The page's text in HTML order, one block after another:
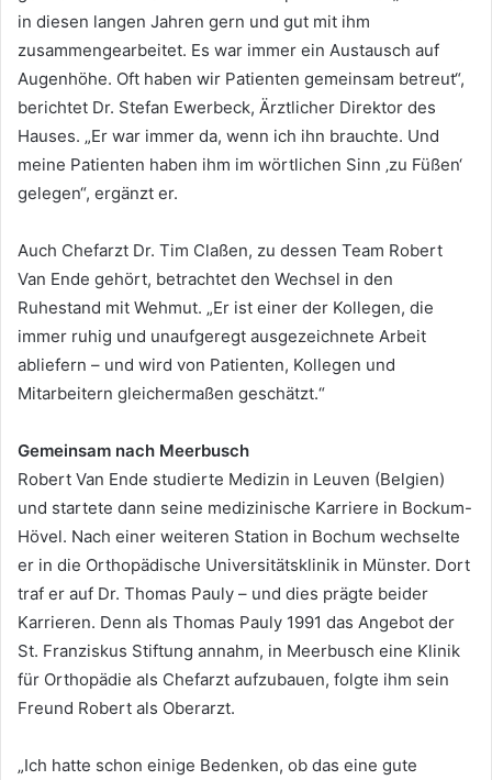
in diesen langen Jahren gern und gut mit ihm
zusammengearbeitet. Es war immer ein Austausch auf
Augenhöhe. Oft haben wir Patienten gemeinsam betreut“,
berichtet Dr. Stefan Ewerbeck, Ärztlicher Direktor des
Hauses. „Er war immer da, wenn ich ihn brauchte. Und
meine Patienten haben ihm im wörtlichen Sinn ‚zu Füßen‘
gelegen“, ergänzt er.
Auch Chefarzt Dr. Tim Claßen, zu dessen Team Robert
Van Ende gehört, betrachtet den Wechsel in den
Ruhestand mit Wehmut. „Er ist einer der Kollegen, die
immer ruhig und unaufgeregt ausgezeichnete Arbeit
abliefern – und wird von Patienten, Kollegen und
Mitarbeitern gleichermaßen geschätzt.“
Gemeinsam nach Meerbusch
Robert Van Ende studierte Medizin in Leuven (Belgien)
und startete dann seine medizinische Karriere in Bockum-
Hövel. Nach einer weiteren Station in Bochum wechselte
er in die Orthopädische Universitätsklinik in Münster. Dort
traf er auf Dr. Thomas Pauly – und dies prägte beider
Karrieren. Denn als Thomas Pauly 1991 das Angebot der
St. Franziskus Stiftung annahm, in Meerbusch eine Klinik
für Orthopädie als Chefarzt aufzubauen, folgte ihm sein
Freund Robert als Oberarzt.
„Ich hatte schon einige Bedenken, ob das eine gute